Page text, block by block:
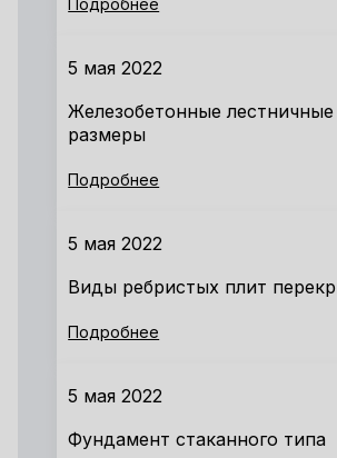
Подробнее
5 мая 2022
Железобетонные
размеры
Подробнее
5 мая 2022
Виды ребристых плит
Подробнее
5 мая 2022
Фундамент стаканного типа